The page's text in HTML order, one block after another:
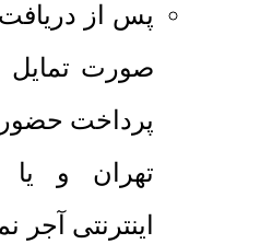
پس از
صورت تمایل
پرداخت
تهران و